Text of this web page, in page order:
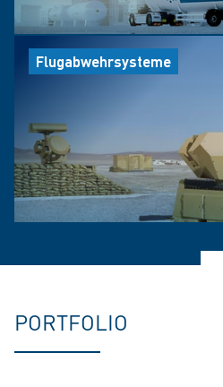
Flugabwehrsysteme
PORTFOLIO